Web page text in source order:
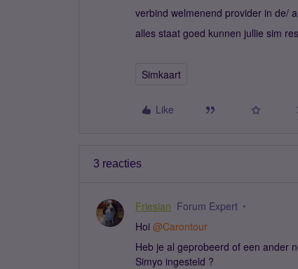
verbind welmenend provider in de/
alles staat goed kunnen jullie sim
Simkaart
Like
3 reacties
Friesian Forum Expert
Hoi ​ @Carontour
Heb je al geprobeerd of een ander
Simyo ingesteld ?